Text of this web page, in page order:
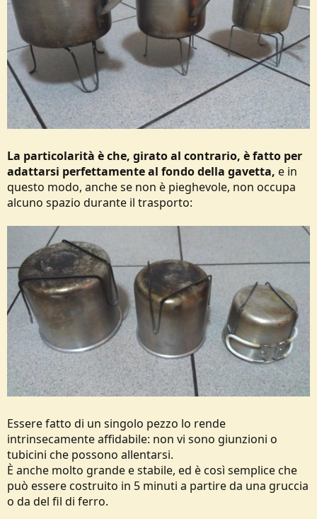
La particolarità è che, girato al contrario, è fatto per
adattarsi perfettamente al fondo della gavetta, e in
questo modo, anche se non è pieghevole, non occupa
alcuno spazio durante il trasporto:
Essere fatto di un singolo pezzo lo rende
intrinsecamente affidabile: non vi sono giunzioni o
tubicini che possono allentarsi.
È anche molto grande e stabile, ed è così semplice che
può essere costruito in 5 minuti a partire da una gruccia
o da del fil di ferro.